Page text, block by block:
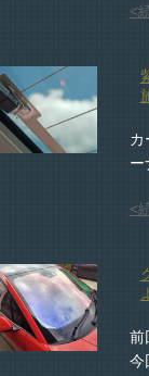
<
カ
ー
<
前
今